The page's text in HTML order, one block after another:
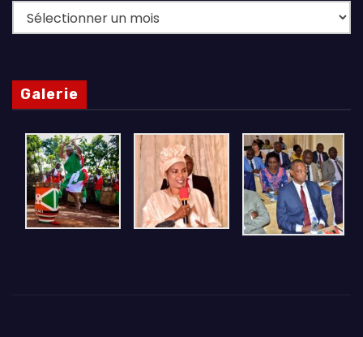
Archives
Galerie